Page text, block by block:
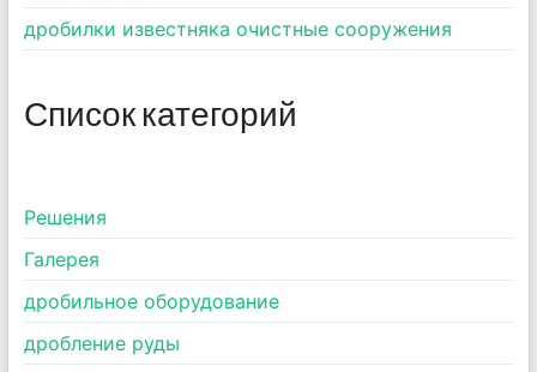
дробилки известняка очистные сооружения
Список категорий
Pешения
Галерея
дробильное оборудование
дробление руды